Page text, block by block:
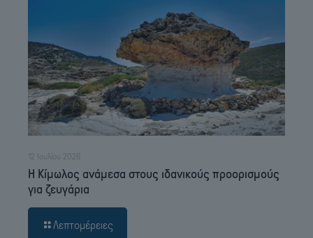
12 Ιουλίου 2026
Η Κίμωλος ανάμεσα στους ιδανικούς προορισμούς
για ζευγάρια
Λεπτομέρειες